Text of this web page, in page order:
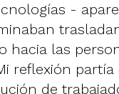
-
hacia las
reflexión
de